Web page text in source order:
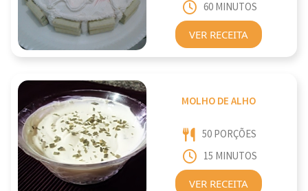
60 MINUTOS
VER RECEITA
MOLHO DE ALHO
50 PORÇÕES
15 MINUTOS
VER RECEITA